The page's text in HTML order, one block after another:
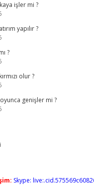
işler mi ?
yapılır ?
?
olur ?
genişler mi ?
Skype: